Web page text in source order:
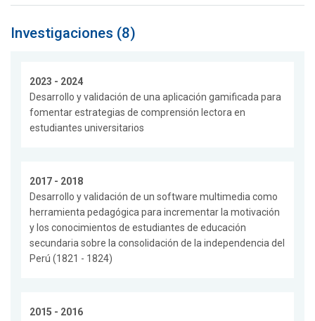
Investigaciones (8)
2023 - 2024
Desarrollo y validación de una aplicación gamificada para
fomentar estrategias de comprensión lectora en
estudiantes universitarios
2017 - 2018
Desarrollo y validación de un software multimedia como
herramienta pedagógica para incrementar la motivación
y los conocimientos de estudiantes de educación
secundaria sobre la consolidación de la independencia del
Perú (1821 - 1824)
2015 - 2016